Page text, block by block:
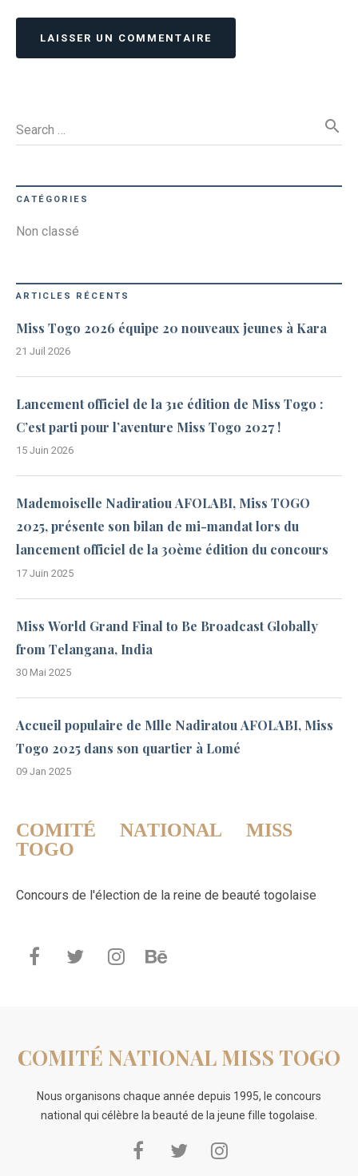
LAISSER UN COMMENTAIRE
Search … search
CATÉGORIES
Non classé
ARTICLES RÉCENTS
Miss Togo 2026 équipe 20 nouveaux jeunes à Kara
21 Juil 2026
Lancement officiel de la 31e édition de Miss Togo :
C’est parti pour l’aventure Miss Togo 2027 !
15 Juin 2026
Mademoiselle Nadiratiou AFOLABI, Miss TOGO
2025, présente son bilan de mi-mandat lors du
lancement officiel de la 30ème édition du concours
17 Juin 2025
Miss World Grand Final to Be Broadcast Globally
from Telangana, India
30 Mai 2025
Accueil populaire de Mlle Nadiratou AFOLABI, Miss
Togo 2025 dans son quartier à Lomé
09 Jan 2025
COMITÉ NATIONAL MISS
TOGO
Concours de l'élection de la reine de beauté togolaise
COMITÉ NATIONAL MISS TOGO
Nous organisons chaque année depuis 1995, le concours
national qui célèbre la beauté de la jeune fille togolaise.